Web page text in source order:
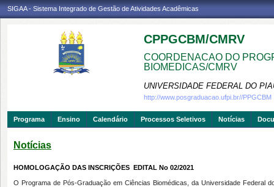
SIGAA - Sistema Integrado de Gestão de Atividades Acadêmicas
CPPGCBM/CMRV
COORDENACAO DO
BIOMEDICAS/CMRV
UNIVERSIDADE FEDERAL DO
http://www.posgraduacao.ufpi.br//PPGCBM
Programa Ensino Calendário Processos Seletivos Notícias
Notícias
HOMOLOGAÇÃO DAS INSCRIÇÕES  EDITAL No 02/2021
O Programa de Pós-Graduação em Ciências Biomédicas, da Universidade